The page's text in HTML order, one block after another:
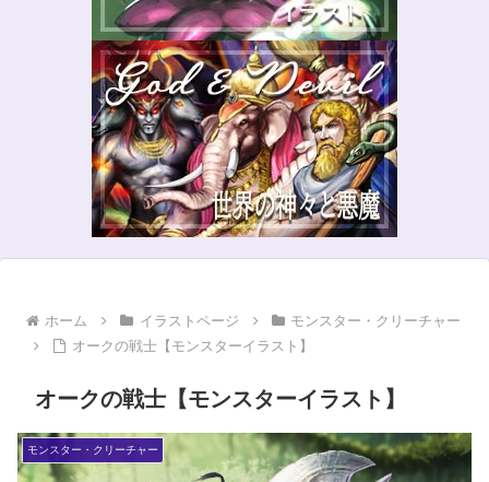
ホーム イラストページ
モンスター・クリーチャー
オークの戦士【モンスターイラスト】
オークの戦士【モンスターイラスト】
モンスター・クリーチャー